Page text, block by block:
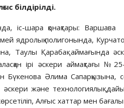
білдірілді.
іс-шара қонақтары:
ядролық полигонында,
Таулы Қарабақ аймағында
ірі әскери аймақтағы
Бүкенова Әлима
әскери және технологиялық
Алғыс хаттар мен